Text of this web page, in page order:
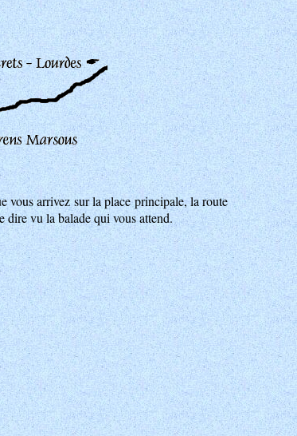
vous arrivez sur la place principale, la route
dire vu la balade qui vous attend.